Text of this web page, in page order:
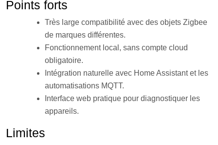
Points forts
Très large compatibilité avec des objets Zigbee
de marques différentes.
Fonctionnement local, sans compte cloud
obligatoire.
Intégration naturelle avec Home Assistant et les
automatisations MQTT.
Interface web pratique pour diagnostiquer les
appareils.
Limites